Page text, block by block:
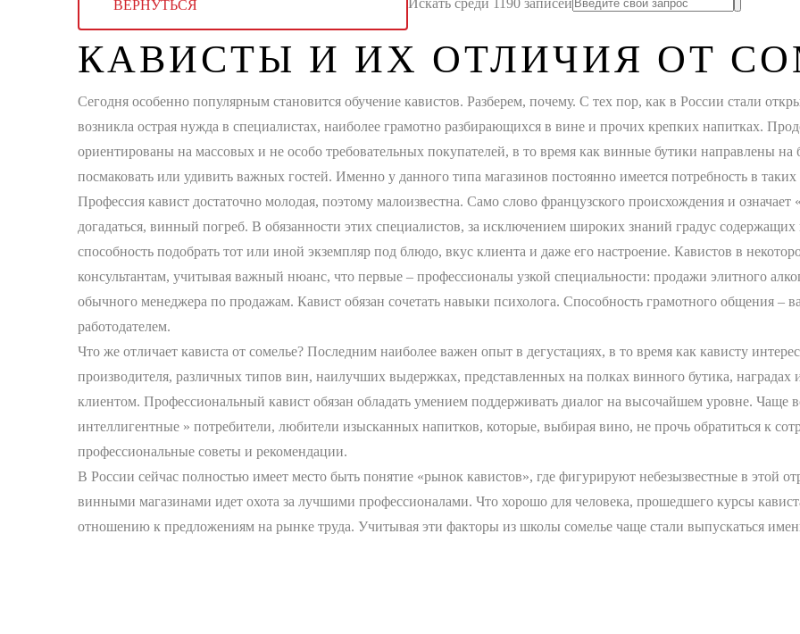
ВЕРНУТЬСЯ
КАВИСТЫ И ИХ ОТЛИЧИЯ ОТ
Сегодня особенно популярным становится обучение кавистов. Разберем, почему. С тех пор, как в России стали
возникла острая нужда в специалистах, наиболее грамотно разбирающихся в вине и прочих крепких напитках.
ориентированы на массовых и не особо требовательных покупателей, в то время как винные бутики направлены
посмаковать или удивить важных гостей. Именно у данного типа магазинов постоянно имеется потребность в таких
Профессия кавист достаточно молодая, поэтому малоизвестна. Само слово французского происхождения и означает
догадаться, винный погреб. В обязанности этих специалистов, за исключением широких знаний градус
способность подобрать тот или иной экземпляр под блюдо, вкус клиента и даже его настроение. Кавистов в
консультантам, учитывая важный нюанс, что первые – профессионалы узкой специальности: продажи элитного
обычного менеджера по продажам. Кавист обязан сочетать навыки психолога. Способность грамотного общения –
работодателем.
Что же отличает кависта от сомелье? Последним наиболее важен опыт в дегустациях, в то время как кависту
производителя, различных типов вин, наилучших выдержках, представленных на полках винного бутика,
клиентом. Профессиональный кавист обязан обладать умением поддерживать диалог на высочайшем уровне. Чаще
интеллигентные » потребители, любители изысканных напитков, которые, выбирая вино, не прочь обратиться к
профессиональные советы и рекомендации.
В России сейчас полностью имеет место быть понятие «рынок кавистов», где фигурируют небезызвестные в этой
винными магазинами идет охота за лучшими профессионалами. Что хорошо для человека, прошедшего курсы
отношению к предложениям на рынке труда. Учитывая эти факторы из школы сомелье чаще стали выпускаться